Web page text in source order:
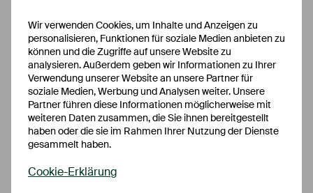
13.04.2026|PRESSEMELDUNGEN
Ascory Bank:
Jahresabschluss 2025 steht
Wir verwenden Cookies, um Inhalte und Anzeigen zu
personalisieren, Funktionen für soziale Medien anbieten zu
können und die Zugriffe auf unsere Website zu
analysieren. Außerdem geben wir Informationen zu Ihrer
Verwendung unserer Website an unsere Partner für
soziale Medien, Werbung und Analysen weiter. Unsere
Partner führen diese Informationen möglicherweise mit
weiteren Daten zusammen, die Sie ihnen bereitgestellt
haben oder die sie im Rahmen Ihrer Nutzung der Dienste
gesammelt haben.
Cookie-Erklärung